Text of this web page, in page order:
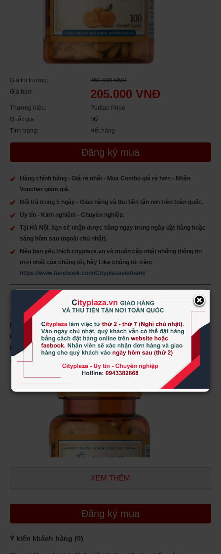
Giá thị trường:
350.000 VNĐ
Giá bán:
205.000 VNĐ
Thương hiệu:
Puritan Pride
Quốc gia:
Mỹ
Tình trạng:
Hết hàng
Đăng ký mua
Hàng chính hãng - Giá rẻ nhất - Mua Combo giá rẻ hơn - Nhận
Voucher giảm giá.
Đổi trả trong 5 ngày - Giao hàng và thu tiền tận nơi trên toàn quốc.
Uy tín - Kinh nghiệm - Chuyên nghiệp.
Tại Hà Nội, bạn sẽ nhận được hàng ngay trong ngày đặt hàng hoặc
sáng hôm sau (ngoài chủ nhật).
Nếu bạn yêu thích cityplaza.vn và muốn cập nhật những thông tin
mới nhất của chúng tôi, hãy Like chúng tôi trên:
https://www.facebook.com/Cityplazavietnam/
Tên sản phẩm:
Bioflavonoids & Rose Hips 100 viên của Mỹ
Khối lượng:100 viên
Hãng sản xuất:Puritans Pride
Xuất xứ:
XEM THÊM
Đăng ký mua
Ý kiến khách hàng (0)
×